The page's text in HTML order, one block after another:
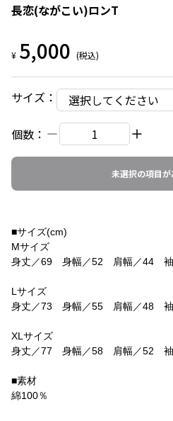
長恋(ながこい)ロンT
¥ 5,000 (税込)
サイズ ：
選択してください
個数：
未選択の項目
■サイズ(cm)
Mサイズ
身丈／69 身幅／52 肩幅／44 袖
Lサイズ
身丈／73 身幅／55 肩幅／48 袖
XLサイズ
身丈／77 身幅／58 肩幅／52 袖
■素材
綿100％